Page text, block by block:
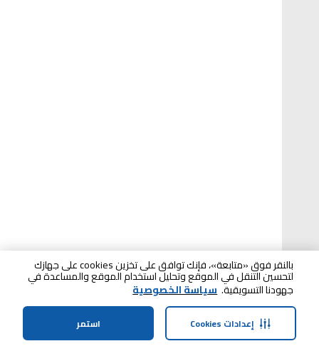
بالنقر فوق «متابعة»، فإنك توافق على تخزين cookies على جهازك
لتحسين التنقل في الموقع وتحليل استخدام الموقع والمساعدة في
جهودنا التسويقية. سياسة الخصوصية
استمر إعدادات Cookies
الصفحة الرئيسية الفئات الملف الشخصي عربة التسوق